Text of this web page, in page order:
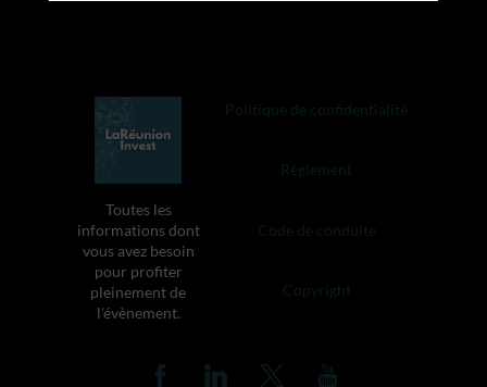
Toutes les
informations dont
vous avez besoin
pour profiter
pleinement de
l'évènement.
Politique de confidentialité
Règlement
Code de conduite
Copyright